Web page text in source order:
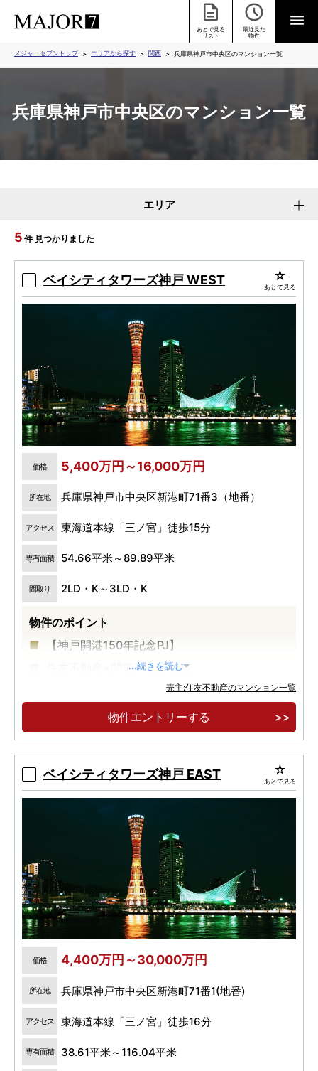
あとで見る
リスト
最近見た
物件
メジャーセブントップ エリアから探す 関西 兵庫県神戸市中央区のマンション一覧
兵庫県神戸市中央区のマンション一覧
エリア
5 件 見つかりました
ベイシティタワーズ神戸 WEST あとで見る
価格 5,400万円～16,000万円
所在地 兵庫県神戸市中央区新港町71番3（地番）
アクセス 東海道本線「三ノ宮」徒歩15分
専有面積 54.66平米～89.89平米
間取り 2LD・K～3LD・K
物件のポイント
【神戸開港150年記念PJ】
住友不動産×関電不動産開発。
地上27階建・制震タワー。
...続きを読む
売主:住友不動産のマンション一覧
物件エントリーする
ベイシティタワーズ神戸 EAST あとで見る
価格 4,400万円～30,000万円
所在地 兵庫県神戸市中央区新港町71番1(地番)
アクセス 東海道本線「三ノ宮」徒歩16分
専有面積 38.61平米～116.04平米